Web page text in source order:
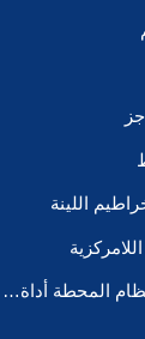
اللينة
المعدات الخاصة ونظام المحطة أداة VMB/P إلخ